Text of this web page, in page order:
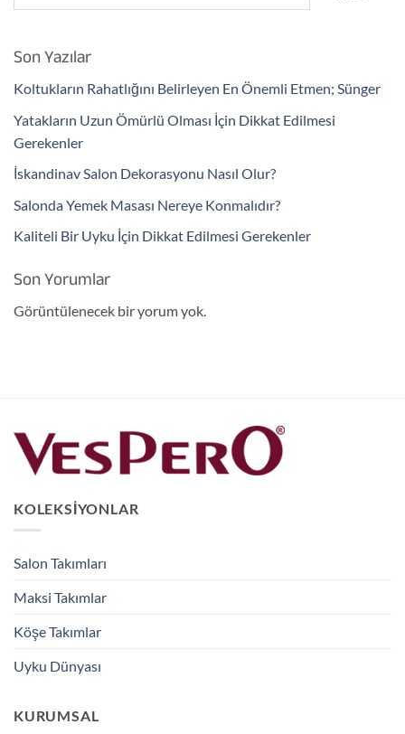
Son Yazılar
Koltukların Rahatlığını Belirleyen En Önemli Etmen; Sünger
Yatakların Uzun Ömürlü Olması İçin Dikkat Edilmesi
Gerekenler
İskandinav Salon Dekorasyonu Nasıl Olur?
Salonda Yemek Masası Nereye Konmalıdır?
Kaliteli Bir Uyku İçin Dikkat Edilmesi Gerekenler
Son Yorumlar
Görüntülenecek bir yorum yok.
KOLEKSIYONLAR
Salon Takımları
Maksi Takımlar
Köşe Takımlar
Uyku Dünyası
KURUMSAL